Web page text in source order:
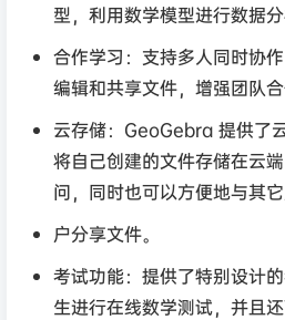
型，利用数学模型进行数据
合作学习：支持多人同时协
编辑和共享文件，增强团队合
云存储：GeoGebra 提供了
将自己创建的文件存储在云
问，同时也可以方便地与其
户分享文件。
考试功能：提供了特别设计
生进行在线数学测试，并且